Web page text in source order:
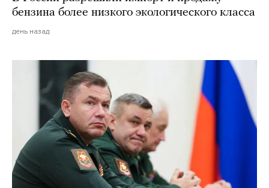
бензина более низкого экологического класса
день назад